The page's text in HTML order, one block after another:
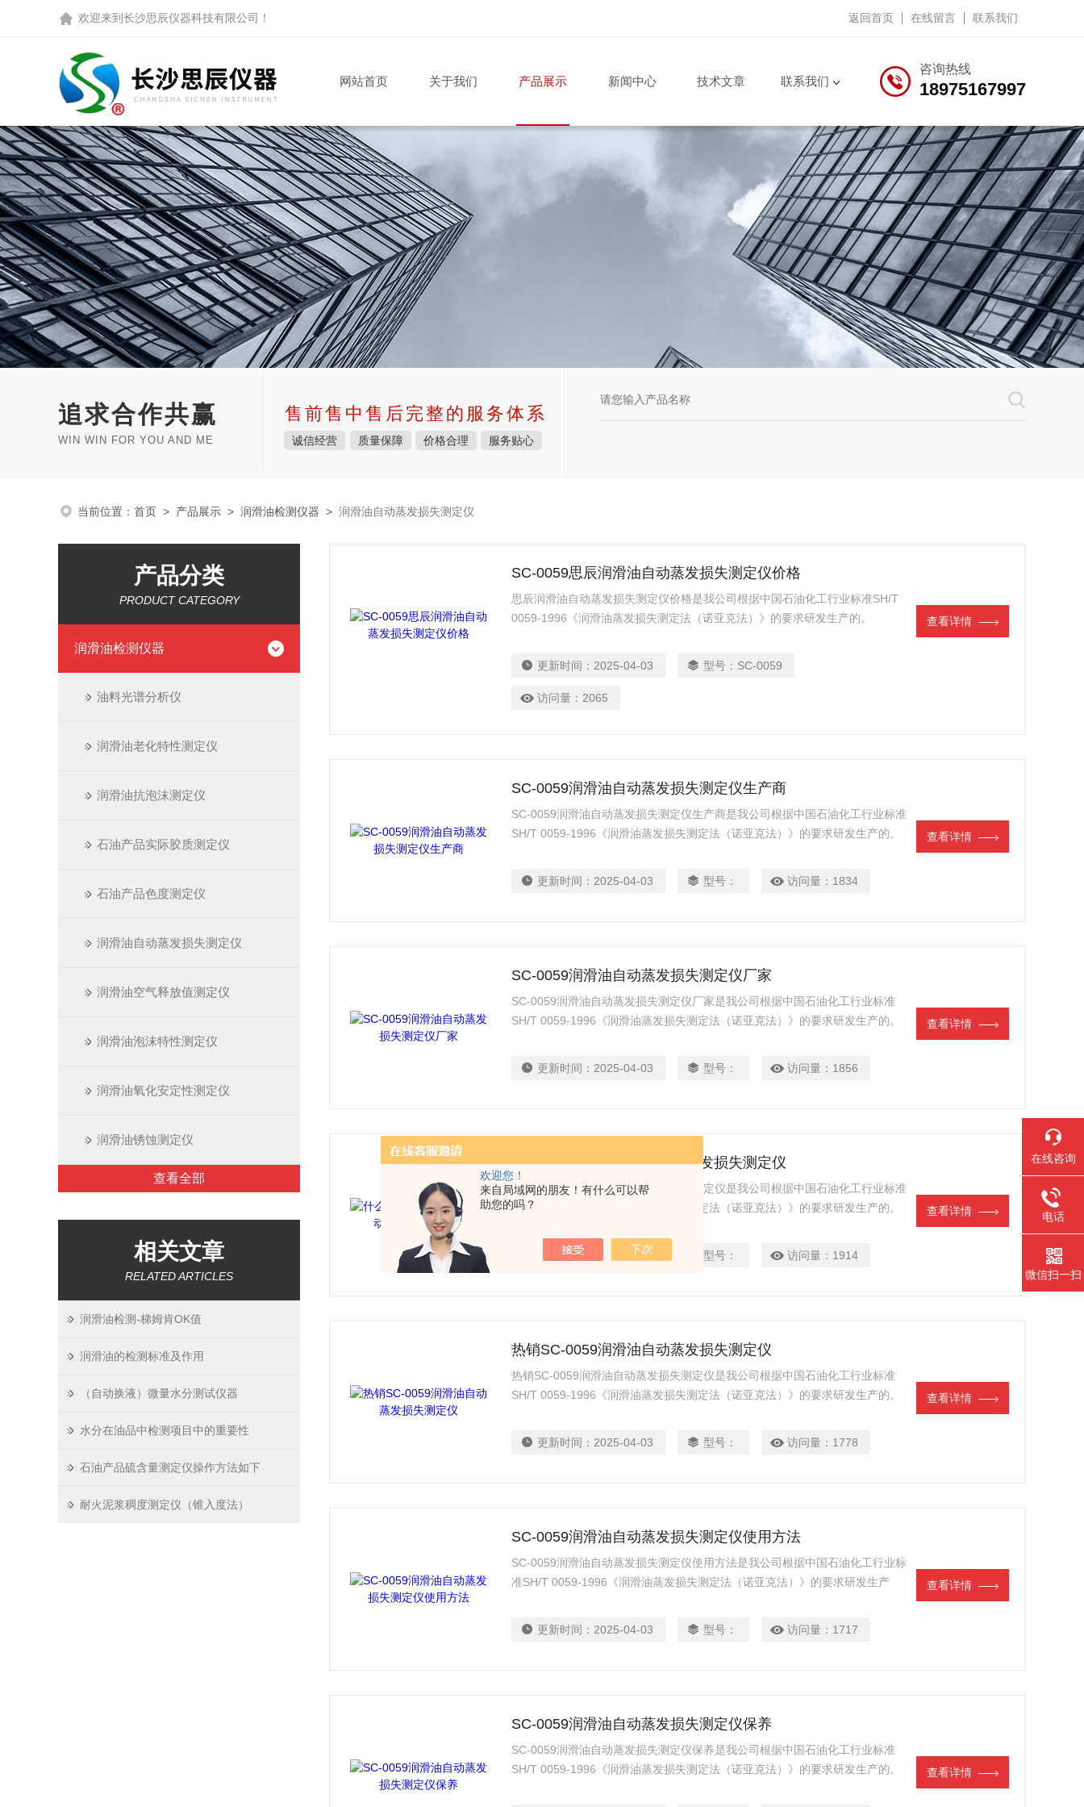
欢迎您！
来自局域网的朋友！有什么可以帮
助您的吗？
欢迎来到 长沙思辰仪器科技有限公司 ！ 返回首页 在线留言 联系我们
咨询热线
18975167997
网站首页 关于我们 产品展示 新闻中心 技术文章 联系我们
追求合作共赢
WIN WIN FOR YOU AND ME
售前售中售后完整的服务体系
诚信经营 质量保障 价格合理 服务贴心
当前位置： 首页 > 产品展示 > 润滑油检测仪器 > 润滑油自动蒸发损失测定仪
产品分类
PRODUCT CATEGORY
润滑油检测仪器
油料光谱分析仪
润滑油老化特性测定仪
润滑油抗泡沫测定仪
石油产品实际胶质测定仪
石油产品色度测定仪
润滑油自动蒸发损失测定仪
润滑油空气释放值测定仪
润滑油泡沫特性测定仪
润滑油氧化安定性测定仪
润滑油锈蚀测定仪
查看全部
相关文章
RELATED ARTICLES
润滑油检测-梯姆肯OK值
润滑油的检测标准及作用
（自动换液）微量水分测试仪器
水分在油品中检测项目中的重要性
石油产品硫含量测定仪操作方法如下
耐火泥浆稠度测定仪（锥入度法）
SC-0059思辰润滑油自动蒸发损失测定仪价格
思辰润滑油自动蒸发损失测定仪价格是我公司根据中国石油化工行业标准SH/T
0059-1996《润滑油蒸发损失测定法（诺亚克法）》的要求研发生产的。
更新时间： 2025-04-03 型号： SC-0059
访问量： 2065
查看详情
SC-0059润滑油自动蒸发损失测定仪生产商
SC-0059润滑油自动蒸发损失测定仪生产商是我公司根据中国石油化工行业标准
SH/T 0059-1996《润滑油蒸发损失测定法（诺亚克法）》的要求研发生产的。
更新时间： 2025-04-03 型号： 访问量： 1834
查看详情
SC-0059润滑油自动蒸发损失测定仪厂家
SC-0059润滑油自动蒸发损失测定仪厂家是我公司根据中国石油化工行业标准
SH/T 0059-1996《润滑油蒸发损失测定法（诺亚克法）》的要求研发生产的。
更新时间： 2025-04-03 型号： 访问量： 1856
查看详情
什么是SC-0059润滑油自动蒸发损失测定仪
什么是SC-0059润滑油自动蒸发损失测定仪是我公司根据中国石油化工行业标准
SH/T 0059-1996《润滑油蒸发损失测定法（诺亚克法）》的要求研发生产的。
去。根据加热前后试样质量之差测定试样的蒸发损失。
更新时间： 2025-04-03 型号： 访问量： 1914
查看详情
热销SC-0059润滑油自动蒸发损失测定仪
热销SC-0059润滑油自动蒸发损失测定仪是我公司根据中国石油化工行业标准
SH/T 0059-1996《润滑油蒸发损失测定法（诺亚克法）》的要求研发生产的。
更新时间： 2025-04-03 型号： 访问量： 1778
查看详情
SC-0059润滑油自动蒸发损失测定仪使用方法
SC-0059润滑油自动蒸发损失测定仪使用方法是我公司根据中国石油化工行业标
准SH/T 0059-1996《润滑油蒸发损失测定法（诺亚克法）》的要求研发生产
更新时间： 2025-04-03 型号： 访问量： 1717
查看详情
SC-0059润滑油自动蒸发损失测定仪保养
SC-0059润滑油自动蒸发损失测定仪保养是我公司根据中国石油化工行业标准
SH/T 0059-1996《润滑油蒸发损失测定法（诺亚克法）》的要求研发生产的。
查看详情
在线咨询
电话
微信扫一扫